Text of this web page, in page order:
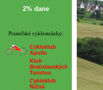
2% dane
Priateľské cyklostránky:
Cykloklub
Apollo
Klub
Bratislavských
Turistov
Cykloklub
Nižná